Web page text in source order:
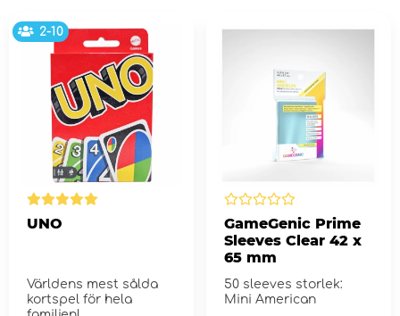
2-10
UNO
Världens mest sålda
kortspel för hela
GameGenic Prime
Sleeves Clear 42 x
65 mm
50 sleeves storlek:
Mini American